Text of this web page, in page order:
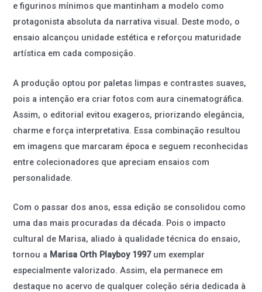
e figurinos mínimos que mantinham a modelo como
protagonista absoluta da narrativa visual. Deste modo, o
ensaio alcançou unidade estética e reforçou maturidade
artística em cada composição.
A produção optou por paletas limpas e contrastes suaves,
pois a intenção era criar fotos com aura cinematográfica.
Assim, o editorial evitou exageros, priorizando elegância,
charme e força interpretativa. Essa combinação resultou
em imagens que marcaram época e seguem reconhecidas
entre colecionadores que apreciam ensaios com
personalidade.
Com o passar dos anos, essa edição se consolidou como
uma das mais procuradas da década. Pois o impacto
cultural de Marisa, aliado à qualidade técnica do ensaio,
tornou a Marisa Orth Playboy 1997um exemplar
especialmente valorizado. Assim, ela permanece em
destaque no acervo de qualquer coleção séria dedicada à